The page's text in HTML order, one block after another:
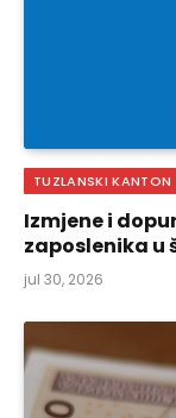
TUZLANSKI KANTON
Izmjene i
zaposlenika u
jul 30, 2026